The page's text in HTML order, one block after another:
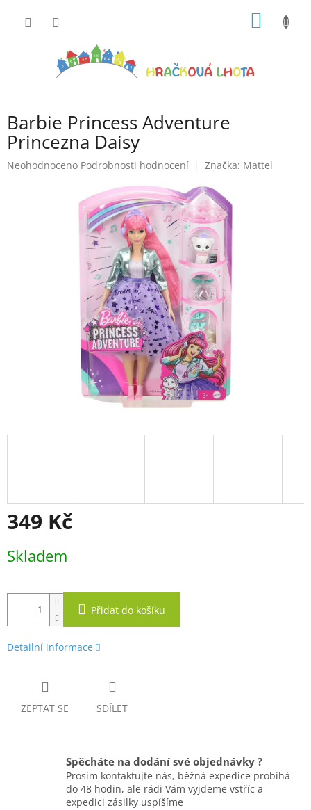
Barbie Princess Adventure
Princezna Daisy
Průměrné
Neohodnoceno Podrobnosti hodnocení Značka: Mattel
349 Kč
cena:
Skladem
Přidat do košíku
Detailní informace
ZEPTAT SE SDÍLET
Spěcháte na dodání své objednávky ?
Prosím kontaktujte nás, běžná expedice probíhá
do 48 hodin, ale rádi Vám vyjdeme vstříc a
expedici zásilky uspíšíme